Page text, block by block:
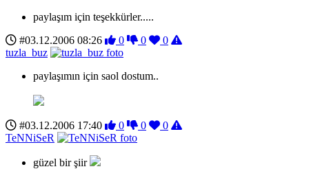
paylaşım için teşekkürler.....
#03.12.2006 08:26
0 0
0
tuzla_buz
paylaşımın için saol dostum..
#03.12.2006 17:40 0 0
0
TeNNiSeR
güzel bir şiir